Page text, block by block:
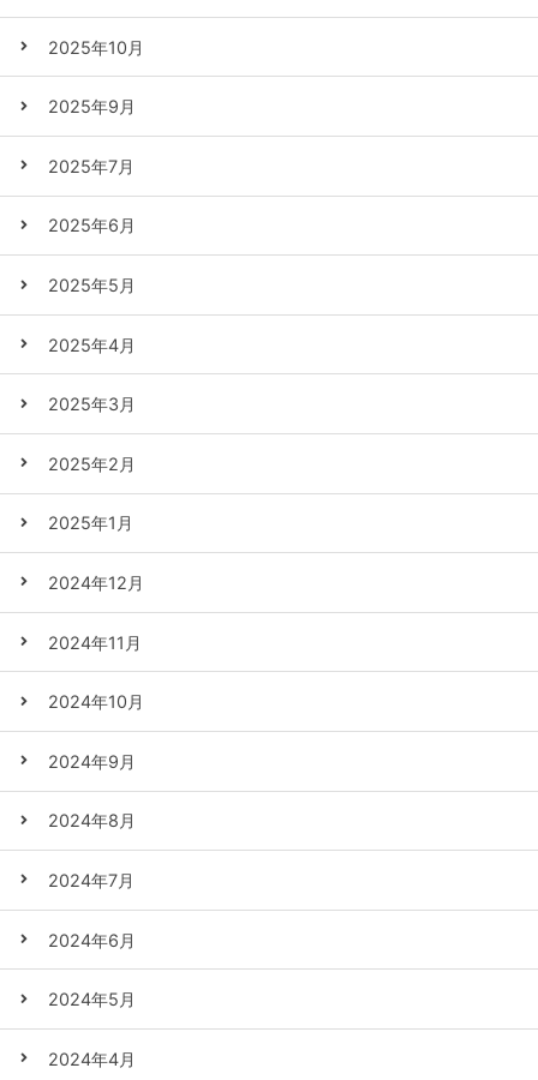
2025年10月
2025年9月
2025年7月
2025年6月
2025年5月
2025年4月
2025年3月
2025年2月
2025年1月
2024年12月
2024年11月
2024年10月
2024年9月
2024年8月
2024年7月
2024年6月
2024年5月
2024年4月